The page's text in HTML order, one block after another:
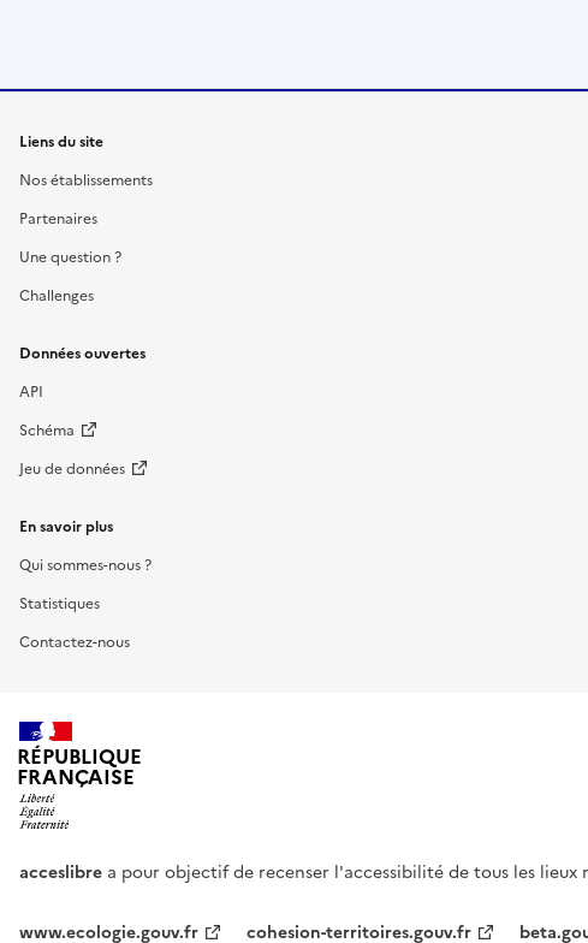
Liens du site
Nos établissements
Partenaires
Une question ?
Challenges
Données ouvertes
API
Schéma
Jeu de données
En savoir plus
Qui sommes-nous ?
Statistiques
Contactez-nous
RÉPUBLIQUE
FRANÇAISE
acceslibre a pour objectif de recenser l'accessibilité de tous les
www.ecologie.gouv.fr cohesion-territoires.gouv.fr